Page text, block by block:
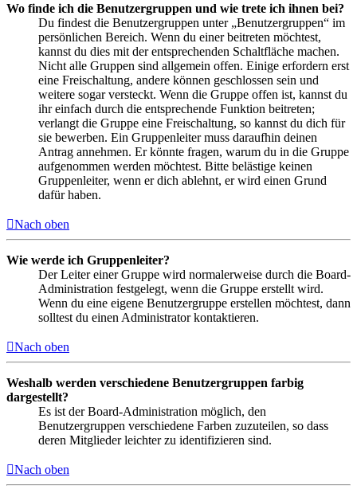
Wo finde ich die Benutzergruppen und wie trete ich ihnen bei?
Du findest die Benutzergruppen unter „Benutzergruppen“ im
persönlichen Bereich. Wenn du einer beitreten möchtest,
kannst du dies mit der entsprechenden Schaltfläche machen.
Nicht alle Gruppen sind allgemein offen. Einige erfordern erst
eine Freischaltung, andere können geschlossen sein und
weitere sogar versteckt. Wenn die Gruppe offen ist, kannst du
ihr einfach durch die entsprechende Funktion beitreten;
verlangt die Gruppe eine Freischaltung, so kannst du dich für
sie bewerben. Ein Gruppenleiter muss daraufhin deinen
Antrag annehmen. Er könnte fragen, warum du in die Gruppe
aufgenommen werden möchtest. Bitte belästige keinen
Gruppenleiter, wenn er dich ablehnt, er wird einen Grund
dafür haben.
Nach oben
Wie werde ich Gruppenleiter?
Der Leiter einer Gruppe wird normalerweise durch die Board-
Administration festgelegt, wenn die Gruppe erstellt wird.
Wenn du eine eigene Benutzergruppe erstellen möchtest, dann
solltest du einen Administrator kontaktieren.
Nach oben
Weshalb werden verschiedene Benutzergruppen farbig
dargestellt?
Es ist der Board-Administration möglich, den
Benutzergruppen verschiedene Farben zuzuteilen, so dass
deren Mitglieder leichter zu identifizieren sind.
Nach oben